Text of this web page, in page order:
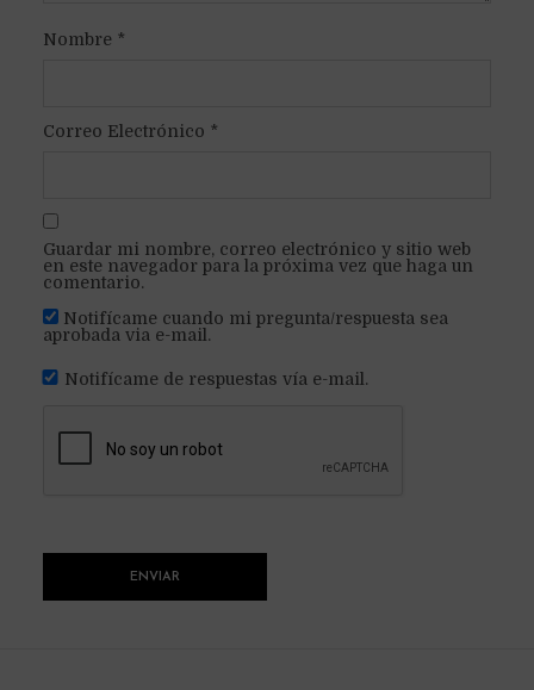
Nombre*
Correo Electrónico *
Guardar mi nombre, correo electrónico y sitio web
en este navegador para la próxima vez que haga un
comentario.
Notifícame cuando mi pregunta/respuesta sea
aprobada via e-mail.
Notifícame de respuestas vía e-mail.